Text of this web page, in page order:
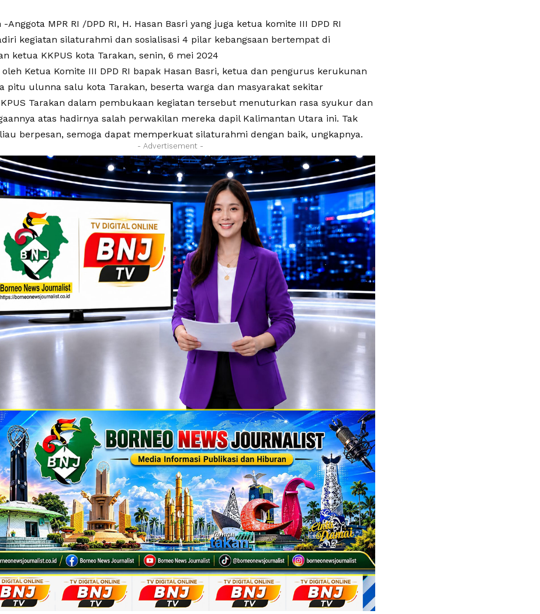
-Anggota MPR RI /DPD RI, H. Hasan Basri yang juga ketua komite III DPD RI
kegiatan silaturahmi dan sosialisasi 4 pilar kebangsaan bertempat di
ketua KKPUS kota Tarakan, senin, 6 mei 2024
oleh Ketua Komite III DPD RI bapak Hasan Basri, ketua dan pengurus kerukunan
pitu ulunna salu kota Tarakan, beserta warga dan masyarakat sekitar
Tarakan dalam pembukaan kegiatan tersebut menuturkan rasa syukur dan
atas hadirnya salah perwakilan mereka dapil Kalimantan Utara ini. Tak
berpesan, semoga dapat memperkuat silaturahmi dengan baik, ungkapnya.
- Advertisement -